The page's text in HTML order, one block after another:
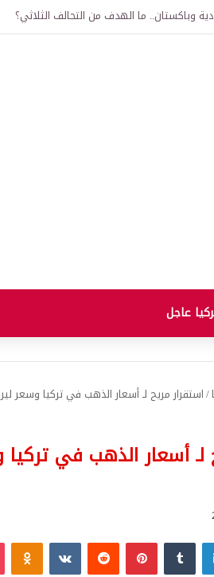
عاجل
/استقرار مريح لـ أسعار الذهب في تركيا وسعر ليرة
لـ أسعار الذهب في
لينكدإن بينتيريست